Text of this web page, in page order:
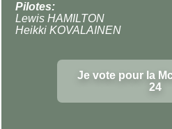
Pilotes:
Lewis HAMILTON
Heikki KOVALAINEN
Je vote pour la
24